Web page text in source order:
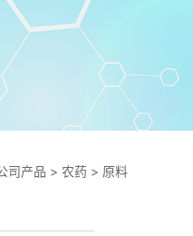
司产品 > 农药 > 原料